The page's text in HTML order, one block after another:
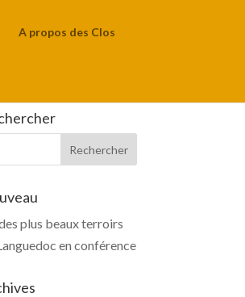
A propos des Clos
plus beaux terroirs
en conférence